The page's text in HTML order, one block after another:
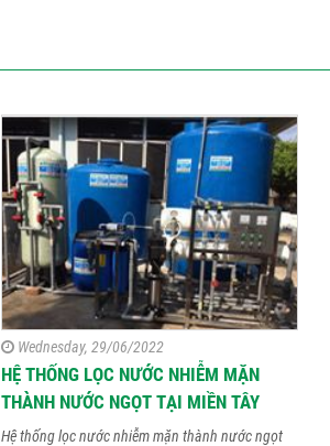
Wednesday, 29/06/2022
HỆ THỐNG LỌC NƯỚC NHIỄM MẶN
THÀNH NƯỚC NGỌT TẠI MIỀN TÂY
Hệ thống lọc nước nhiễm mặn thành nước ngọt